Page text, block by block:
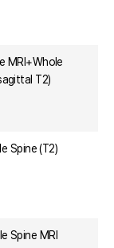
MRI+Whole
T2)
Spine (T2)
Spine MRI